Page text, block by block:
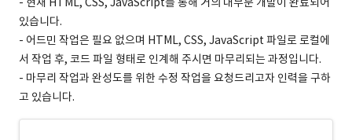
있습니다.
- 어드민 작업은 필요 없으며 HTML, CSS, JavaScript 파일로 로컬에
서 작업 후, 코드 파일 형태로 인계해 주시면 마무리되는 과정입니다.
- 마무리 작업과 완성도를 위한 수정 작업을 요청드리고자 인력을 구하
고 있습니다.